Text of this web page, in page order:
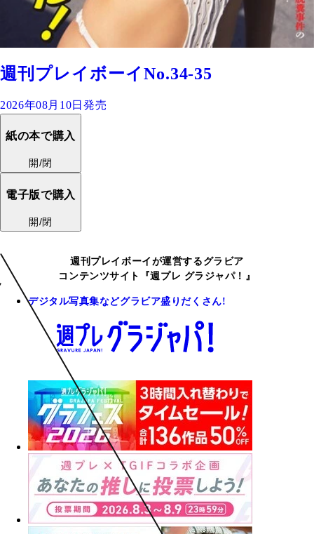
週刊プレイボーイNo.34-35
2026年08月10日発売
紙の本で購入
開/閉
電子版で購入
開/閉
週刊プレイボーイが運営するグラビア
コンテンツサイト『週プレ グラジャパ！』
デジタル写真集などグラビア盛りだくさん!